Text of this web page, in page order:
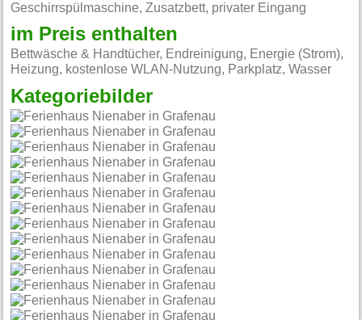
Geschirrspülmaschine, Zusatzbett, privater Eingang
im Preis enthalten
Bettwäsche & Handtücher, Endreinigung, Energie (Strom),
Heizung, kostenlose WLAN-Nutzung, Parkplatz, Wasser
Kategoriebilder